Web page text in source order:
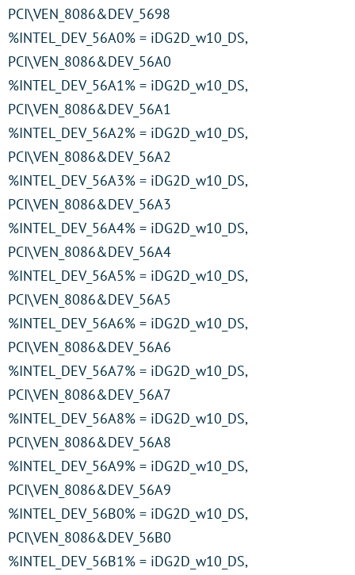
PCI\VEN_8086&DEV_5698
%INTEL_DEV_56A0% = iDG2D_w10_DS,
PCI\VEN_8086&DEV_56A0
%INTEL_DEV_56A1% = iDG2D_w10_DS,
PCI\VEN_8086&DEV_56A1
%INTEL_DEV_56A2% = iDG2D_w10_DS,
PCI\VEN_8086&DEV_56A2
%INTEL_DEV_56A3% = iDG2D_w10_DS,
PCI\VEN_8086&DEV_56A3
%INTEL_DEV_56A4% = iDG2D_w10_DS,
PCI\VEN_8086&DEV_56A4
%INTEL_DEV_56A5% = iDG2D_w10_DS,
PCI\VEN_8086&DEV_56A5
%INTEL_DEV_56A6% = iDG2D_w10_DS,
PCI\VEN_8086&DEV_56A6
%INTEL_DEV_56A7% = iDG2D_w10_DS,
PCI\VEN_8086&DEV_56A7
%INTEL_DEV_56A8% = iDG2D_w10_DS,
PCI\VEN_8086&DEV_56A8
%INTEL_DEV_56A9% = iDG2D_w10_DS,
PCI\VEN_8086&DEV_56A9
%INTEL_DEV_56B0% = iDG2D_w10_DS,
PCI\VEN_8086&DEV_56B0
%INTEL_DEV_56B1% = iDG2D_w10_DS,